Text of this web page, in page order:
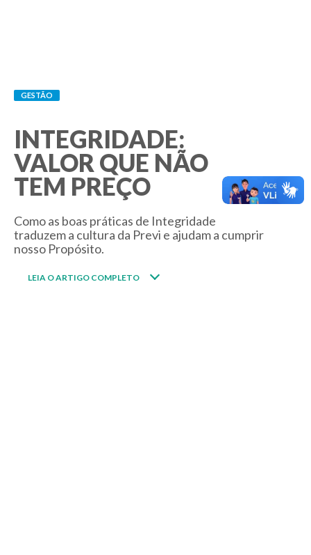
GESTÃO
INTEGRIDADE:
VALOR QUE NÃO
TEM PREÇO
Como as boas práticas de Integridade
traduzem a cultura da Previ e ajudam a cumprir
nosso Propósito.
LEIA O ARTIGO COMPLETO